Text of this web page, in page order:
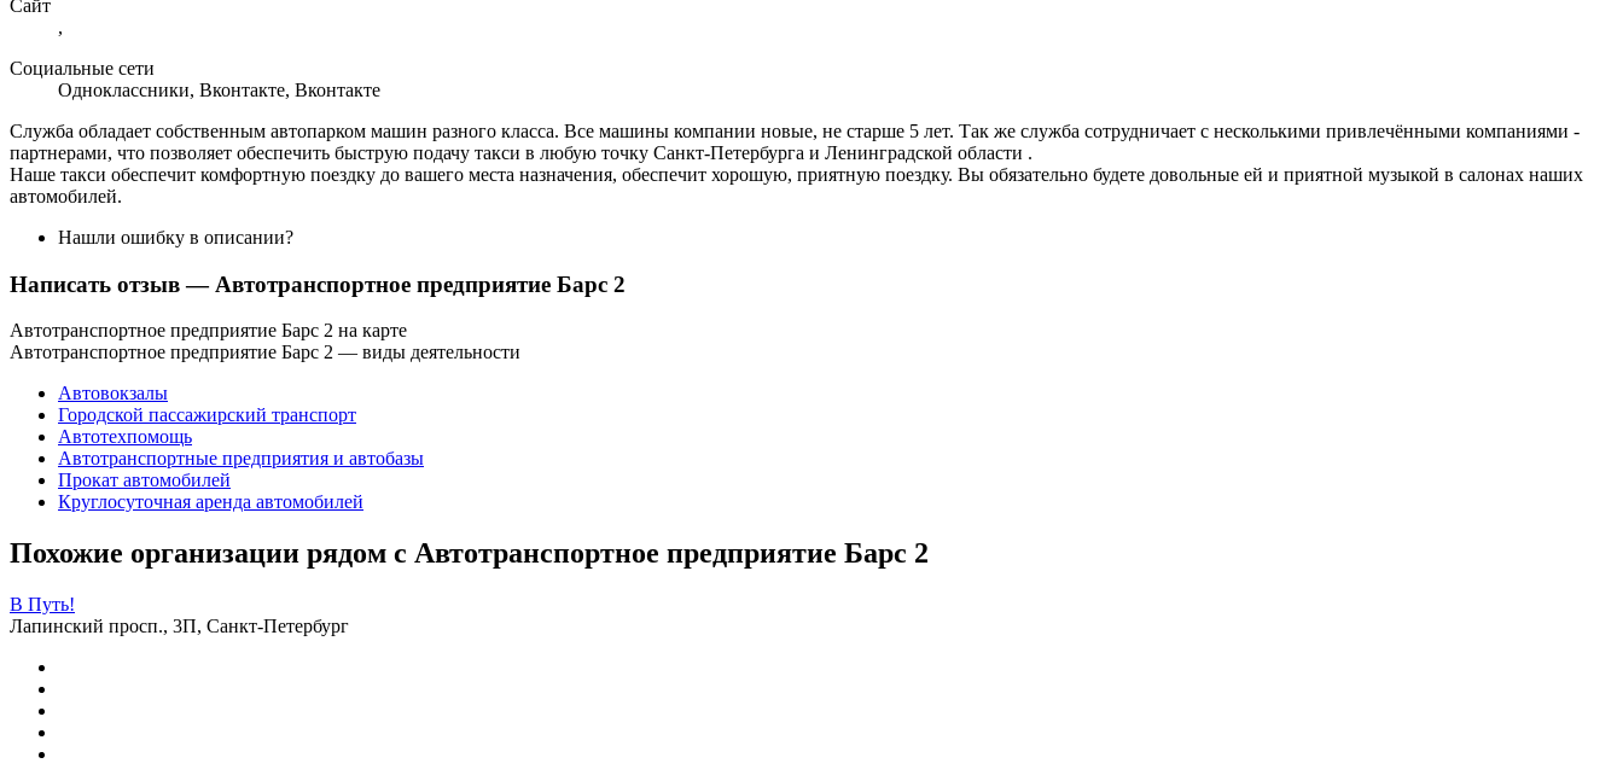
Сайт
,
Социальные сети
Одноклассники, Вконтакте, Вконтакте
Служба обладает собственным автопарком машин разного класса. Все машины компании новые, не старше 5 лет. Так же служба сотрудничает с несколькими привлечёнными компаниями -
партнерами, что позволяет обеспечить быструю подачу такси в любую точку Санкт-Петербурга и Ленинградской области .
Наше такси обеспечит комфортную поездку до вашего места назначения, обеспечит хорошую, приятную поездку. Вы обязательно будете довольные ей и приятной музыкой в салонах наших
автомобилей.
Нашли ошибку в описании?
Написать отзыв— Автотранспортное предприятие Барс 2
Автотранспортное предприятие Барс 2 на карте
Автотранспортное предприятие Барс 2 — виды деятельности
Автовокзалы
Городской пассажирский транспорт
Автотехпомощь
Автотранспортные предприятия и автобазы
Прокат автомобилей
Круглосуточная аренда автомобилей
Похожие организации рядом с Автотранспортное предприятие Барс 2
В Путь!
Лапинский просп., 3П, Санкт-Петербург